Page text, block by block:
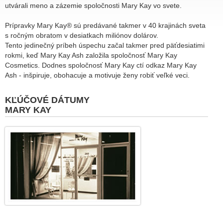
utvárali meno a zázemie spoločnosti Mary Kay vo svete.
Prípravky Mary Kay® sú predávané takmer v 40 krajinách sveta
s ročným obratom v desiatkach miliónov dolárov.
Tento jedinečný príbeh úspechu začal takmer pred päťdesiatimi
rokmi, keď Mary Kay Ash založila spoločnosť Mary Kay
Cosmetics. Dodnes spoločnosť Mary Kay ctí odkaz Mary Kay
Ash - inšpiruje, obohacuje a motivuje ženy robiť veľké veci.
KĽÚČOVÉ DÁTUMY
MARY KAY